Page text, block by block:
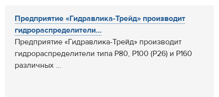
Предприятие «Гидравлика-Трейд» производит
гидрораспределители...
Предприятие «Гидравлика-Трейд» производит
гидрораспределители типа Р80, Р100 (Р26) и Р160
различных ...